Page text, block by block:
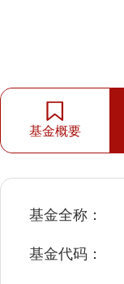
基金概要
基金全称：
基金代码：